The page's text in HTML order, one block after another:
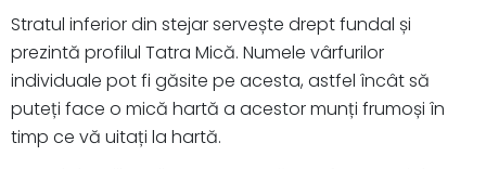
Stratul inferior din stejar servește drept fundal și
prezintă profilul Tatra Mică. Numele vârfurilor
individuale pot fi găsite pe acesta, astfel încât să
puteți face o mică hartă a acestor munți frumoși în
timp ce vă uitați la hartă.